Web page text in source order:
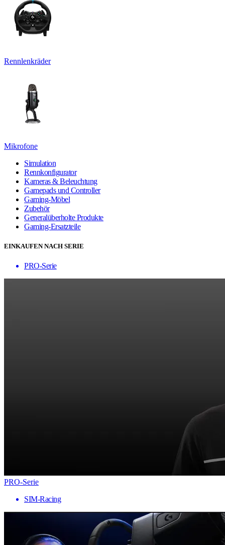
Rennlenkräder
Mikrofone
Simulation
Rennkonfigurator
Kameras & Beleuchtung
Gamepads und Controller
Gaming-Möbel
Zubehör
Generalüberholte Produkte
Gaming-Ersatzteile
EINKAUFEN NACH SERIE
PRO-Serie
PRO-Serie
SIM-Racing